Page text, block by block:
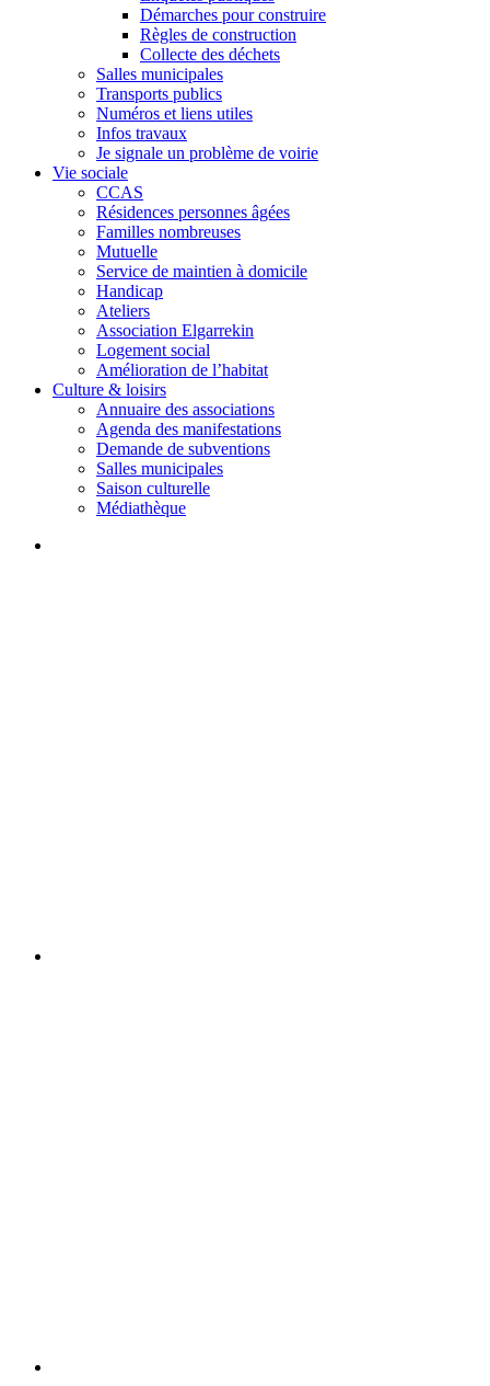
Démarches pour construire
Règles de construction
Collecte des déchets
Salles municipales
Transports publics
Numéros et liens utiles
Infos travaux
Je signale un problème de voirie
Vie sociale
CCAS
Résidences personnes âgées
Familles nombreuses
Mutuelle
Service de maintien à domicile
Handicap
Ateliers
Association Elgarrekin
Logement social
Amélioration de l’habitat
Culture & loisirs
Annuaire des associations
Agenda des manifestations
Demande de subventions
Salles municipales
Saison culturelle
Médiathèque